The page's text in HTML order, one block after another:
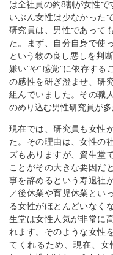
は全社員の約8割が女性
いぶん女性は少なかった
研究員は、男性であって
た。まず、自分自身で使
という物の良し悪しを判
嫌い”や“感覚”に依存す
の感性を研ぎ澄ませ、研
組んでいました。その職
のめり込む男性研究員が多
現在では、研究員も女性
た。その理由は、女性の
ズもありますが、資生堂
ことがその大きな要因だ
事を辞めるという寿退社
／後休業や育児休業とい
る女性がほとんどいなく
生堂は女性人気が非常に
れます。そのような女性
てくれるため、現在、